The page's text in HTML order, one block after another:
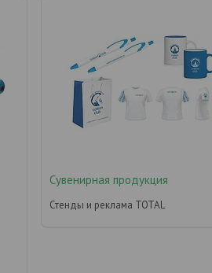
Сувенирная продукция
Стенды и реклама TOTAL